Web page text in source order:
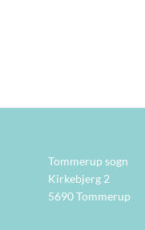
Tommerup sogn
Kirkebjerg 2
5690 Tommerup